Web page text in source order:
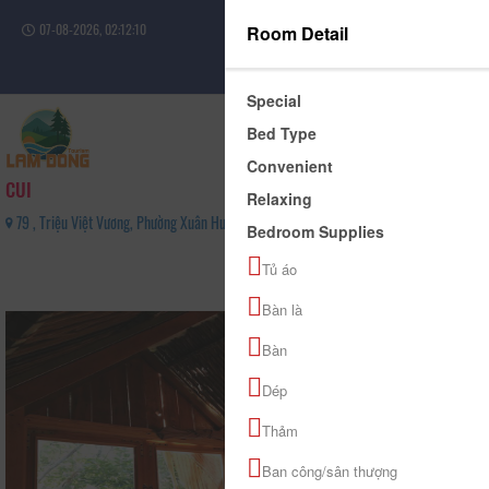
07-08-2026, 02:12:10
Sign in
CUI
79 , Triệu Việt Vương, Phường Xuân Hương - Đà Lạt, Tỉnh Lâm Đồng - 0911662070
Room Detail
Special
Bed Type
Convenient
Relaxing
Bedroom Supplies
Tủ áo
Bàn là
Bàn
Dép
Thảm
Ban công/sân thượng